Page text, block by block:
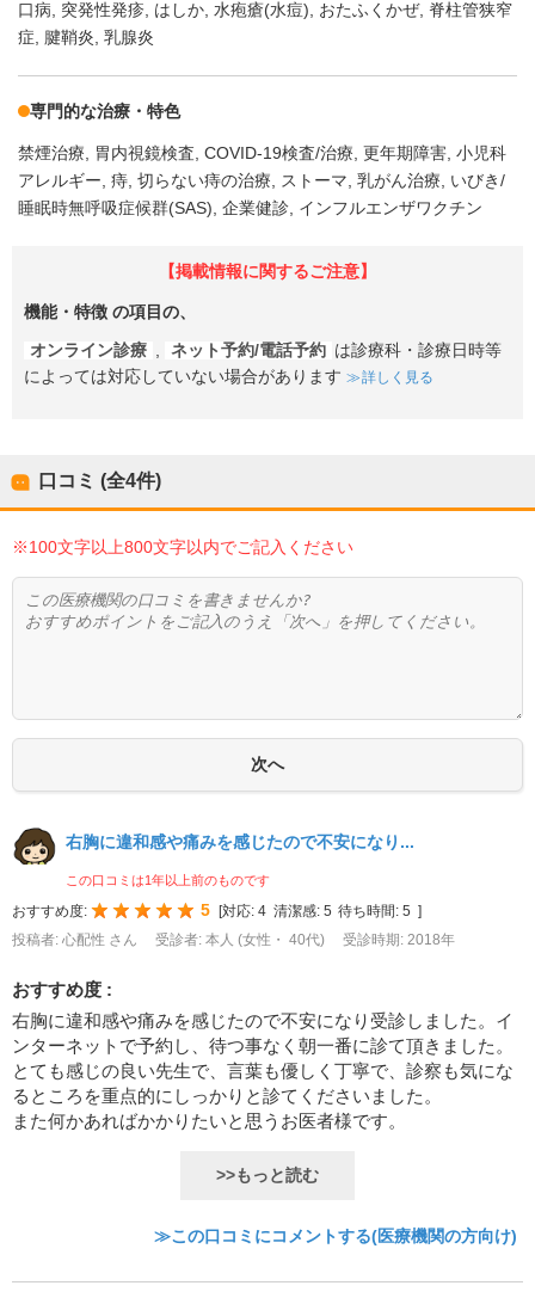
口病 突発性発疹 はしか 水疱瘡(水痘) おたふくかぜ 脊柱管狭窄
症
腱鞘炎 乳腺炎
専門的な治療・特色
禁煙治療 胃内視鏡検査 COVID-19検査/治療 更年期障害 小児科
アレルギー 痔 切らない痔の治療 ストーマ 乳がん治療
いびき/
睡眠時無呼吸症候群(SAS) 企業健診 インフルエンザワクチン
【掲載情報に関するご注意】
機能・特徴 の項目の、
オンライン診療 ネット予約/電話予約 は診療科・診療日時等
によっては対応していない場合があります
詳しく見る
口コミ (全4件)
※100文字以上800文字以内でご記入ください
右胸に違和感や痛みを感じたので不安になり...
この口コミは1年以上前のものです
おすすめ度: 5 対応: 4 清潔感: 5 待ち時間: 5
投稿者: 心配性 さん
受診者: 本人 (女性・ 40代) 受診時期: 2018年
おすすめ度 :
右胸に違和感や痛みを感じたので不安になり受診しました。イ
ンターネットで予約し、待つ事なく朝一番に診て頂きました。
とても感じの良い先生で、言葉も優しく丁寧で、診察も気にな
るところを重点的にしっかりと診てくださいました。
また何かあればかかりたいと思うお医者様です。
>>もっと読む
≫この口コミにコメントする(医療機関の方向け)